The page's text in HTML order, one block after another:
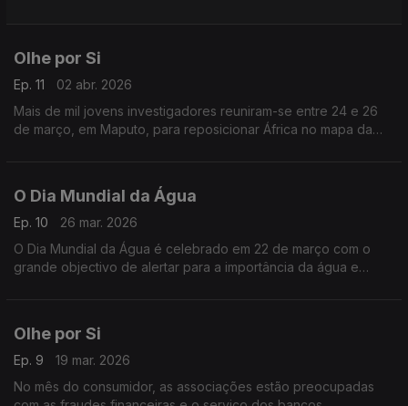
Olhe por Si
Ep. 11
02 abr. 2026
Mais de mil jovens investigadores reuniram-se entre 24 e 26
de março, em Maputo, para reposicionar África no mapa da
O Dia Mundial da Água
Ep. 10
26 mar. 2026
O Dia Mundial da Água é celebrado em 22 de março com o
grande objectivo de alertar para a importância da água e
Olhe por Si
Ep. 9
19 mar. 2026
No mês do consumidor, as associações estão preocupadas